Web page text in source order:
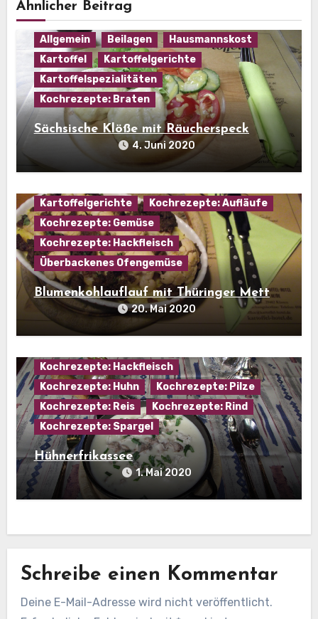
Ähnlicher Beitrag
Allgemein Beilagen
Hausmannskost
Kartoffel
Kartoffelgerichte
Kartoffelspezialitäten
Kochrezepte: Braten
Sächsische Klöße mit Räucherspeck
4. Juni 2020
Kartoffelgerichte
Kochrezepte: Aufläufe
Kochrezepte: Gemüse
Kochrezepte: Hackfleisch
Überbackenes Ofengemüse
Blumenkohlauflauf mit Thüringer Mett
20. Mai 2020
Kochrezepte: Hackfleisch
Kochrezepte: Huhn
Kochrezepte: Pilze
Kochrezepte: Reis
Kochrezepte: Rind
Kochrezepte: Spargel
Hühnerfrikassee
1. Mai 2020
Schreibe einen Kommentar
Deine E-Mail-Adresse wird nicht veröffentlicht.